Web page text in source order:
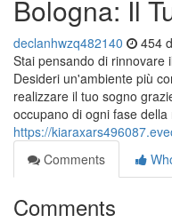
Bologna: Il
declanhwzq482140 454
Stai pensando di rinnovare
Desideri un'ambiente più
realizzare il tuo sogno
occupano di ogni fase
https://
Comments
Comments